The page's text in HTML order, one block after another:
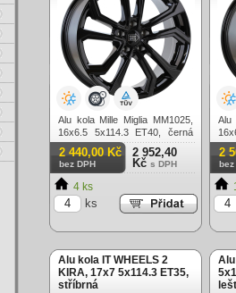
Alu kola Mille Miglia MM1025,
16x6.5 5x114.3 ET40, černá
lesklá
2 440,00 Kč
bez DPH
2 952,40
Kč s DPH
4 ks
ks
Alu
2
bez
Alu kola IT WHEELS 2
KIRA, 17x7 5x114.3 ET35,
stříbrná